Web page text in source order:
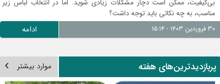
بی‌کیفیت، ممکن است دچار مشکلات زیادی شوید. اما در انتخاب لباس زیر
مناسب، به چه نکاتی باید توجه داشت؟
۳۰ فروردین ۱۴۰۳ - ۱۵:۱۴ ادامه
هفته موارد بیشتر